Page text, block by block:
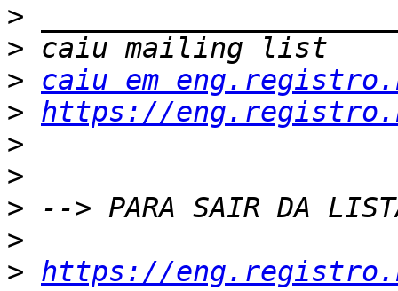
>
>
>
caiu em
> https://
>
>
>
>
> https://